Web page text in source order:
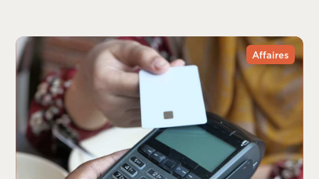
Affaires